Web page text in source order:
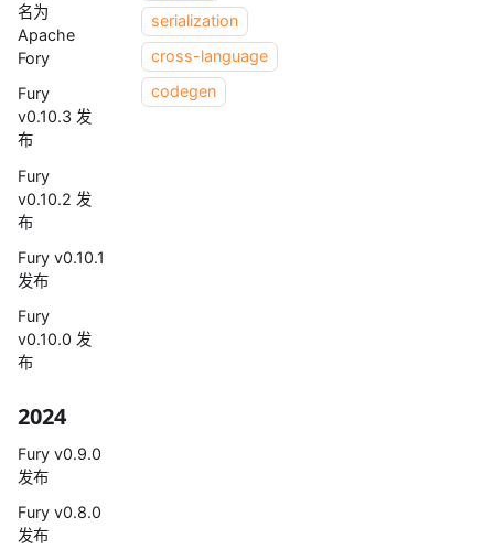
名为
Apache
Fory
Fury
v0.10.3 发
布
Fury
v0.10.2 发
布
Fury v0.10.1
发布
Fury
v0.10.0 发
布
2024
Fury v0.9.0
发布
Fury v0.8.0
发布
serialization
cross-language
codegen